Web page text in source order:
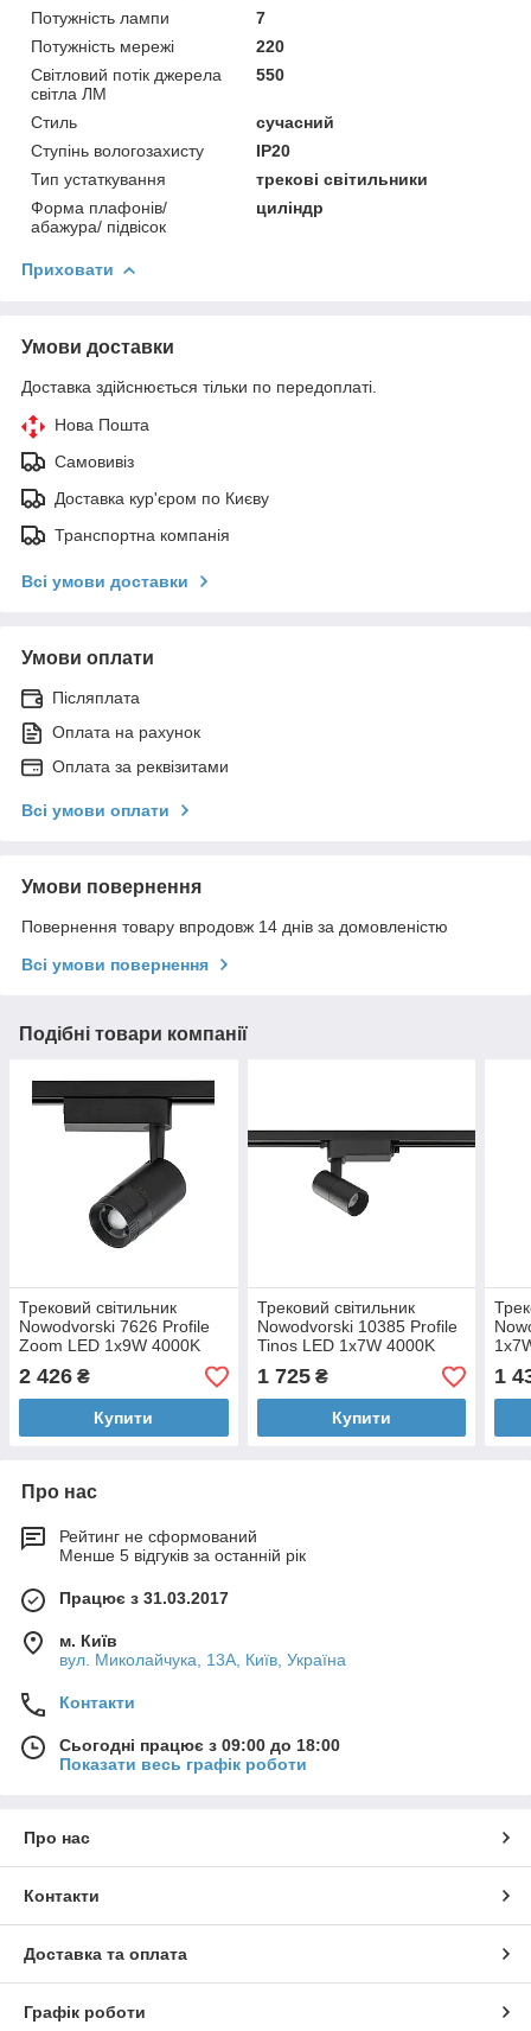
Потужність лампи
7
Потужність мережі
220
Світловий потік джерела
світла ЛМ
550
Стиль
сучасний
Ступінь вологозахисту
IP20
Тип устаткування
трекові світильники
Форма плафонів/
абажура/ підвісок
циліндр
Приховати
Умови доставки
Доставка здійснюється тільки по передоплаті.
Нова Пошта
Самовивіз
Доставка кур'єром по Києву
Транспортна компанія
Всі умови доставки
Умови оплати
Післяплата
Оплата на рахунок
Оплата за реквізитами
Всі умови оплати
Умови повернення
Повернення товару впродовж 14 днів за домовленістю
Всі умови повернення
Подібні товари компанії
Трековий світильник
Nowodvorski 7626 Profile
Zoom LED 1x9W 4000K
600Lm IP20 чорний
2 426 ₴
Купити
Трековий світильник
Nowodvorski 10385 Profile
Tinos LED 1x7W 4000K
550Lm IP20 чорний
1 725₴
Купити
1
Про нас
Рейтинг не сформований
Менше 5 відгуків за останній рік
Працює з 31.03.2017
м. Київ
вул. Миколайчука, 13А, Київ, Україна
Контакти
Сьогодні працює з 09:00 до 18:00
Показати весь графік роботи
Про нас
Контакти
Доставка та оплата
Графік роботи